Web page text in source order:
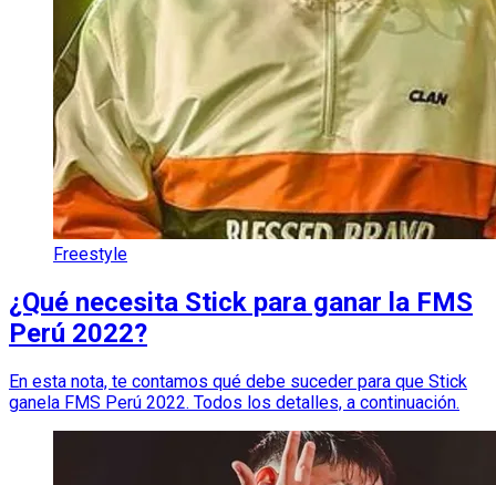
Freestyle
¿Qué necesita Stick para ganar la FMS
Perú 2022?
En esta nota, te contamos qué debe suceder para que Stick
ganela FMS Perú 2022. Todos los detalles, a continuación.